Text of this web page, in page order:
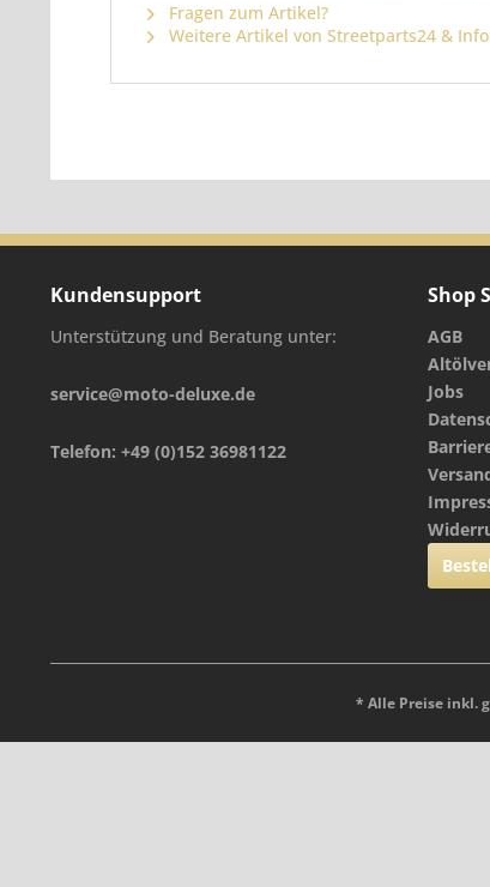
Fragen zum Artikel?
Weitere Artikel von Streetparts24 &
Kundensupport
Unterstützung und Beratung unter:
service@moto-deluxe.de
Telefon: +49 (0)152 36981122
Shop
AGB
Jobs
* Alle Preise inkl.